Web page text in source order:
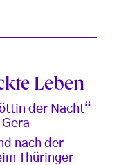
Leben
der Nacht“
nach der
Thüringer